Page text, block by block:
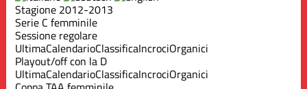
Stagione 2012-2013
Serie C femminile
Sessione regolare
UltimaCalendarioClassificaIncrociOrganici
Playout/off con la D
UltimaCalendarioClassificaIncrociOrganici